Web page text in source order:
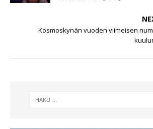
Kosmoskynän vuoden viimeisen